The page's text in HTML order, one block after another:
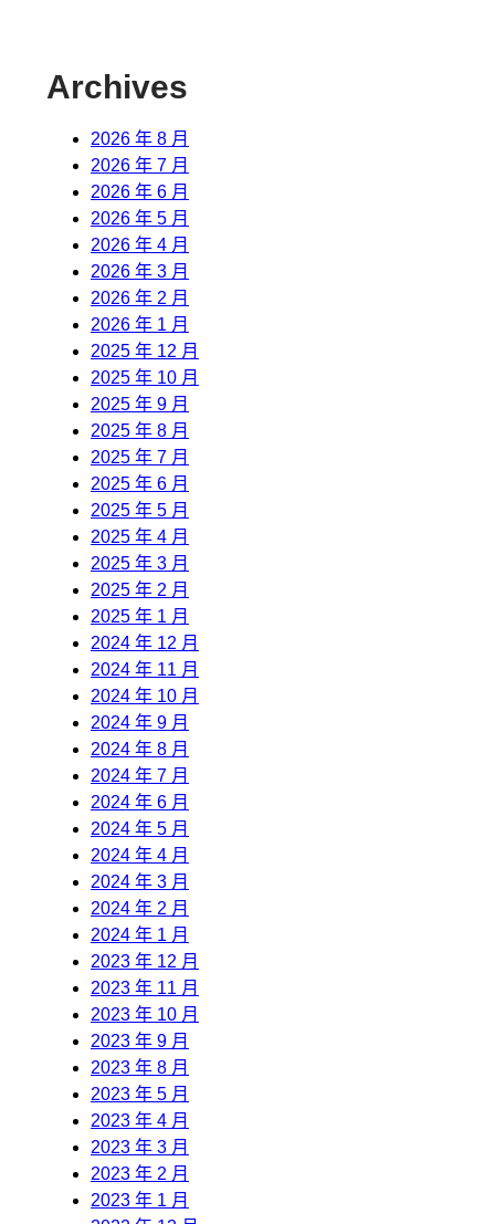
Archives
2026 年 8 月
2026 年 7 月
2026 年 6 月
2026 年 5 月
2026 年 4 月
2026 年 3 月
2026 年 2 月
2026 年 1 月
2025 年 12 月
2025 年 10 月
2025 年 9 月
2025 年 8 月
2025 年 7 月
2025 年 6 月
2025 年 5 月
2025 年 4 月
2025 年 3 月
2025 年 2 月
2025 年 1 月
2024 年 12 月
2024 年 11 月
2024 年 10 月
2024 年 9 月
2024 年 8 月
2024 年 7 月
2024 年 6 月
2024 年 5 月
2024 年 4 月
2024 年 3 月
2024 年 2 月
2024 年 1 月
2023 年 12 月
2023 年 11 月
2023 年 10 月
2023 年 9 月
2023 年 8 月
2023 年 5 月
2023 年 4 月
2023 年 3 月
2023 年 2 月
2023 年 1 月